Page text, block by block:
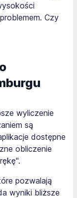
Czy
wyliczenie
są
dostępne
obliczenie
pozwalają
wyniki bliższe